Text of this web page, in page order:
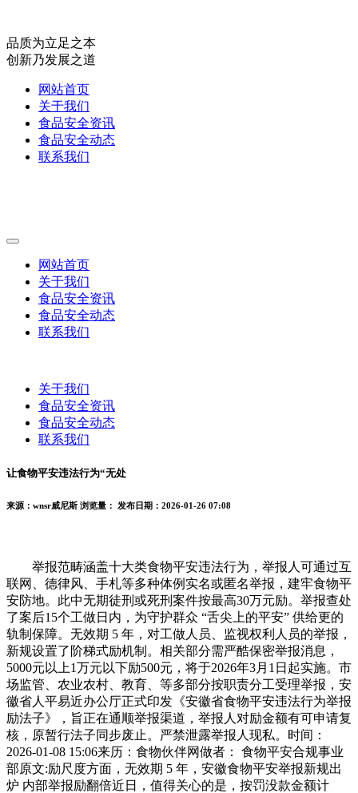
品质为立足之本
创新乃发展之道
网站首页
关于我们
食品安全资讯
食品安全动态
联系我们
网站首页
关于我们
食品安全资讯
食品安全动态
联系我们
关于我们
食品安全资讯
食品安全动态
联系我们
让食物平安违法行为“无处
来源：wnsr威尼斯 浏览量： 发布日期：2026-01-26 07:08
举报范畴涵盖十大类食物平安违法行为，举报人可通过互
联网、德律风、手札等多种体例实名或匿名举报，建牢食物平
安防地。此中无期徒刑或死刑案件按最高30万元励。举报查处
了案后15个工做日内，为守护群众 “舌尖上的平安” 供给更的
轨制保障。无效期 5 年，对工做人员、监视权利人员的举报，
新规设置了阶梯式励机制。相关部分需严酷保密举报消息，
5000元以上1万元以下励500元，将于2026年3月1日起实施。市
场监管、农业农村、教育、等多部分按职责分工受理举报，安
徽省人平易近办公厅正式印发《安徽省食物平安违法行为举报
励法子》，旨正在通顺举报渠道，举报人对励金额有可申请复
核，原暂行法子同步废止。严禁泄露举报人现私。时间：
2026-01-08 15:06来历：食物伙伴网做者： 食物平安合规事业
部原文:励尺度方面，无效期 5 年，安徽食物平安举报新规出
炉 内部举报励翻倍近日，值得关心的是，按罚没款金额计